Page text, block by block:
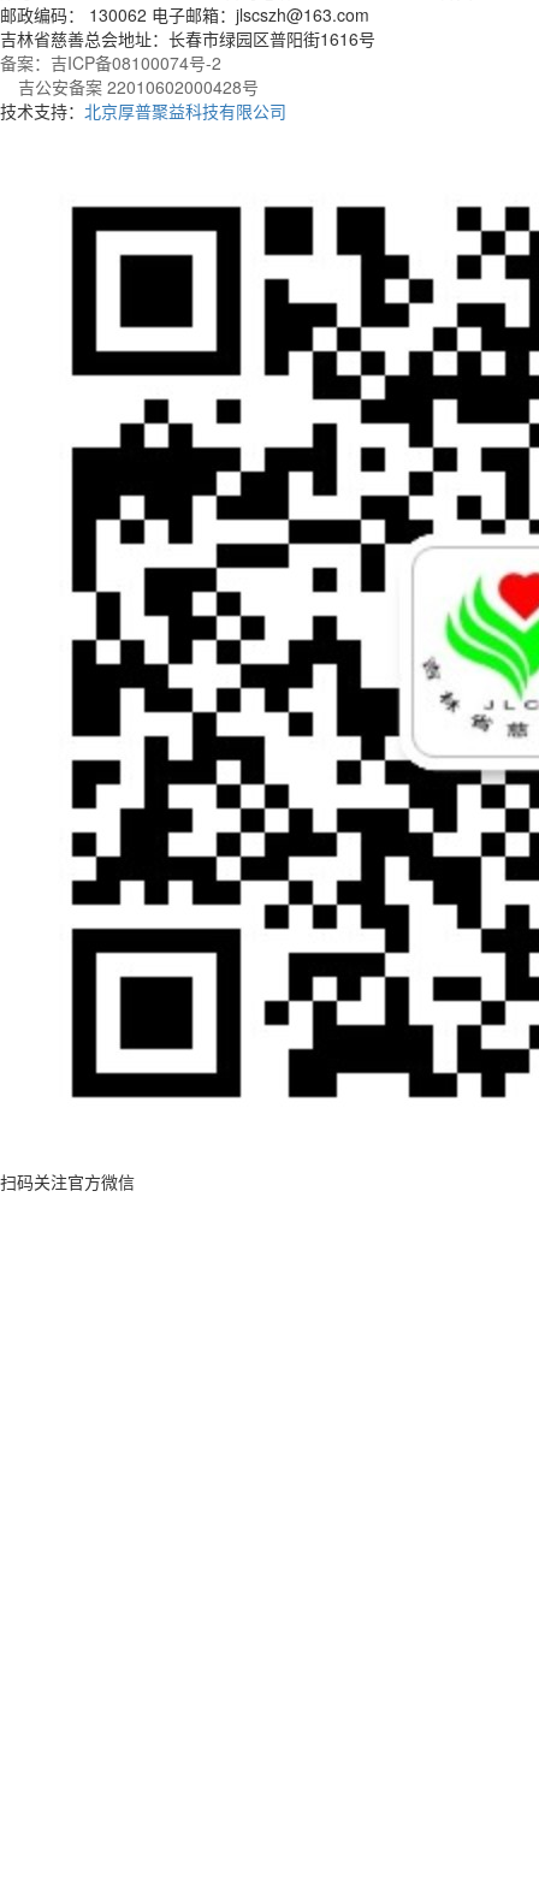
邮政编码： 130062 电子邮箱：jlscszh@163.com
吉林省慈善总会地址：长春市绿园区普阳街1616号
备案：吉ICP备08100074号-2
吉公安备案 22010602000428号
技术支持： 北京厚普聚益科技有限公司
扫码关注官方微信